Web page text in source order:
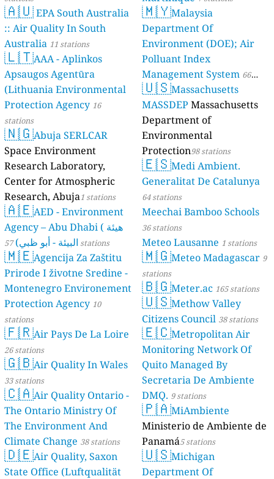
🇦🇺EPA South Australia
:: Air Quality In South
Australia 11 stations
🇱🇹AAA - Aplinkos
Apsaugos Agentūra
(Lithuania Environmental
Protection Agency 16
stations
🇳🇬Abuja SERLCAR
Space Environment
Research Laboratory,
Center for Atmospheric
Research, Abuja1 stations
🇦🇪AED - Environment
Agency – Abu Dhabi ( هيئة
البيئة - أبو ظبي) 57 stations
🇲🇪Agencija Za Zaštitu
Prirode I životne Sredine -
Montenegro Environement
Protection Agency 10
stations
🇫🇷Air Pays De La Loire
26 stations
🇬🇧Air Quality In Wales
33 stations
🇨🇦Air Quality Ontario -
The Ontario Ministry Of
The Environment And
Climate Change 38 stations
🇩🇪Air Quality, Saxon
State Office (Luftqualität
🇲🇾Malaysia
Department Of
Environment (DOE); Air
Polluant Index
Management System 66
stations
🇺🇸Massachusetts
MASSDEP Massachusetts
Department of
Environmental
Protection98 stations
🇪🇸Medi Ambient.
Generalitat De Catalunya
64 stations
Meechai Bamboo Schools
36 stations
Meteo Lausanne 1 stations
🇲🇬Meteo Madagascar 9
stations
🇧🇬Meter.ac 165 stations
🇺🇸Methow Valley
Citizens Council 38 stations
🇪🇨Metropolitan Air
Monitoring Network Of
Quito Managed By
Secretaria De Ambiente
DMQ. 9 stations
🇵🇦MiAmbiente
Ministerio de Ambiente de
Panamá5 stations
🇺🇸Michigan
Department Of